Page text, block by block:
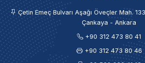
Çetin Emeç Bulvarı Aşağı Öveçler Mah.
Çankaya - Ankara
+90 312 473 80 41
+90 312 473 80 46